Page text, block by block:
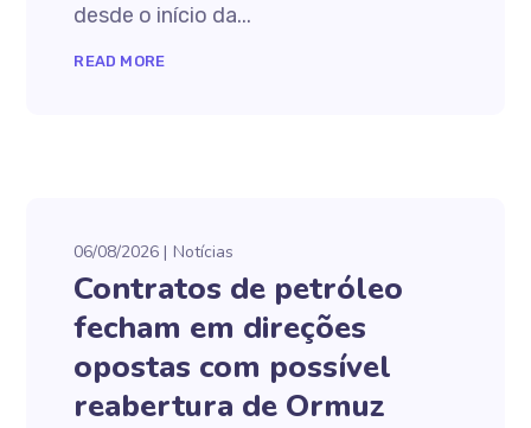
desde o início da...
READ MORE
06/08/2026 Notícias
Contratos de petróleo
fecham em direções
opostas com possível
reabertura de Ormuz